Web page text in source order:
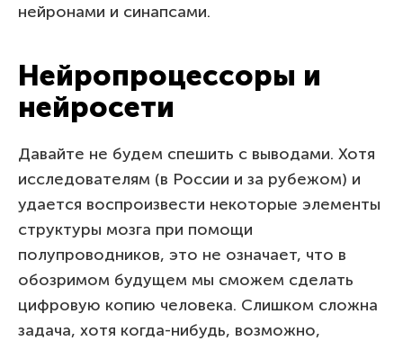
нейронами и синапсами.
Нейропроцессоры и
нейросети
Давайте не будем спешить с выводами. Хотя
исследователям (в России и за рубежом) и
удается воспроизвести некоторые элементы
структуры мозга при помощи
полупроводников, это не означает, что в
обозримом будущем мы сможем сделать
цифровую копию человека. Слишком сложна
задача, хотя когда-нибудь, возможно,